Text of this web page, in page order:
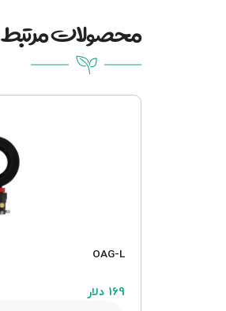
محصولات مرتبط
OAG-L
169 دلار